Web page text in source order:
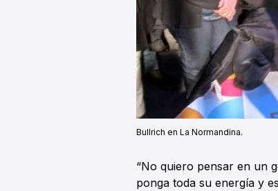
Bullrich en La Normandina.
“No quiero pensar en un
ponga toda su energía y